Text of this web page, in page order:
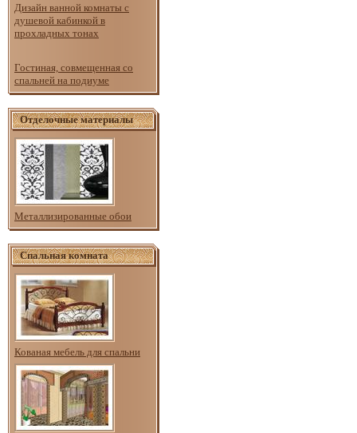
Дизайн ванной комнаты с
душевой кабинкой в
прохладных тонах
Гостиная, совмещенная со
спальней на подиуме
Отделочные материалы
Металлизированные обои
Спальная комната
Кованая мебель для спальни